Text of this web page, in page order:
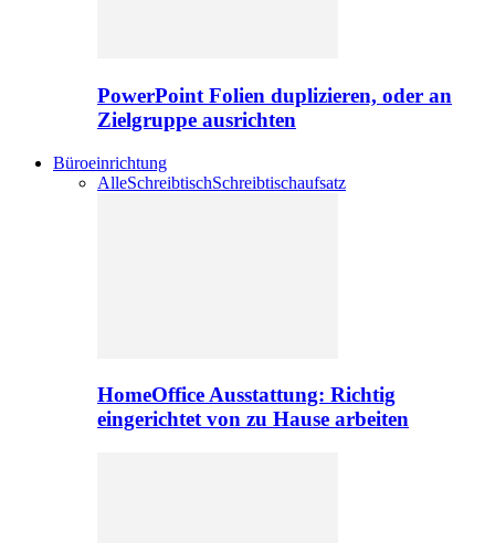
PowerPoint Folien duplizieren, oder an
Zielgruppe ausrichten
Büroeinrichtung
AlleSchreibtischSchreibtischaufsatz
HomeOffice Ausstattung: Richtig
eingerichtet von zu Hause arbeiten